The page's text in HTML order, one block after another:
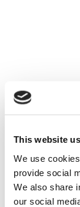
This website
We use
provide social
We also share
our social